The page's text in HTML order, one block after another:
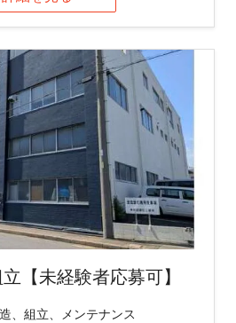
【未経験者応募可】
、組立、メンテナンス